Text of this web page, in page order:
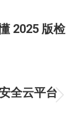
2025 版检
全云平台